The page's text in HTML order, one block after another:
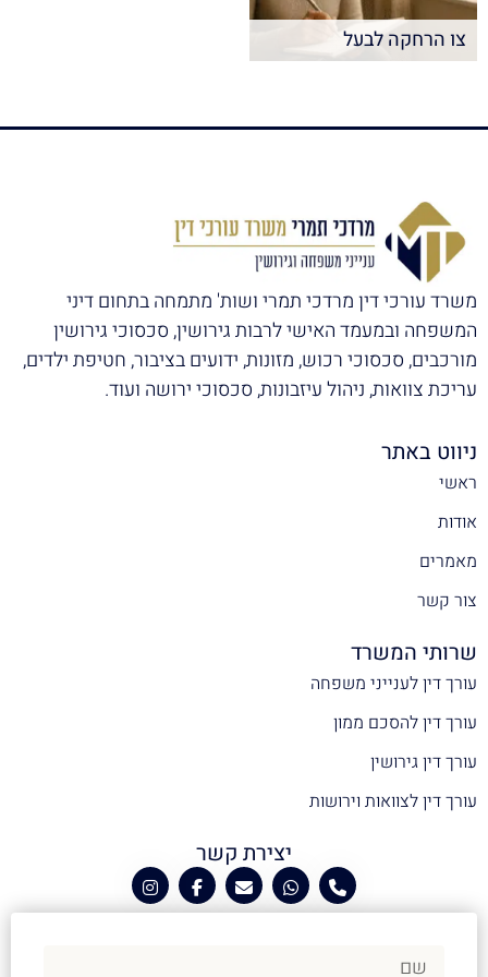
צו הרחקה לבעל
משרד עורכי דין מרדכי תמרי ושות' מתמחה בתחום דיני
המשפחה ובמעמד האישי לרבות גירושין, סכסוכי גירושין
מורכבים, סכסוכי רכוש, מזונות, ידועים בציבור, חטיפת ילדים,
עריכת צוואות, ניהול עיזבונות, סכסוכי ירושה ועוד.
ניווט באתר
ראשי
אודות
מאמרים
צור קשר
שרותי המשרד
עורך דין לענייני משפחה
עורך דין להסכם ממון
עורך דין גירושין
עורך דין לצוואות וירושות
יצירת קשר